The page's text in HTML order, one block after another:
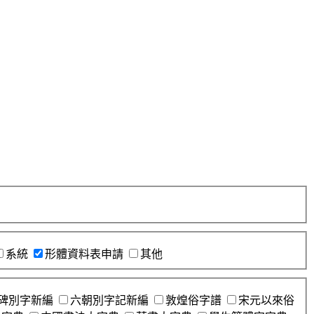
系統 形體資料表申請 其他
別字新編 六朝別字記新編 敦煌俗字譜
宋元以來俗